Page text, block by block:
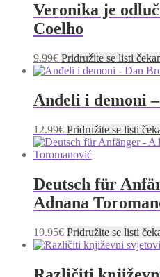
Veronika je
Coelho
9.99€ Pridružite se listi
Anđeli i demoni
12.99€ Pridružite se listi
Deutsch für
Adnana
19.95€ Pridružite se listi